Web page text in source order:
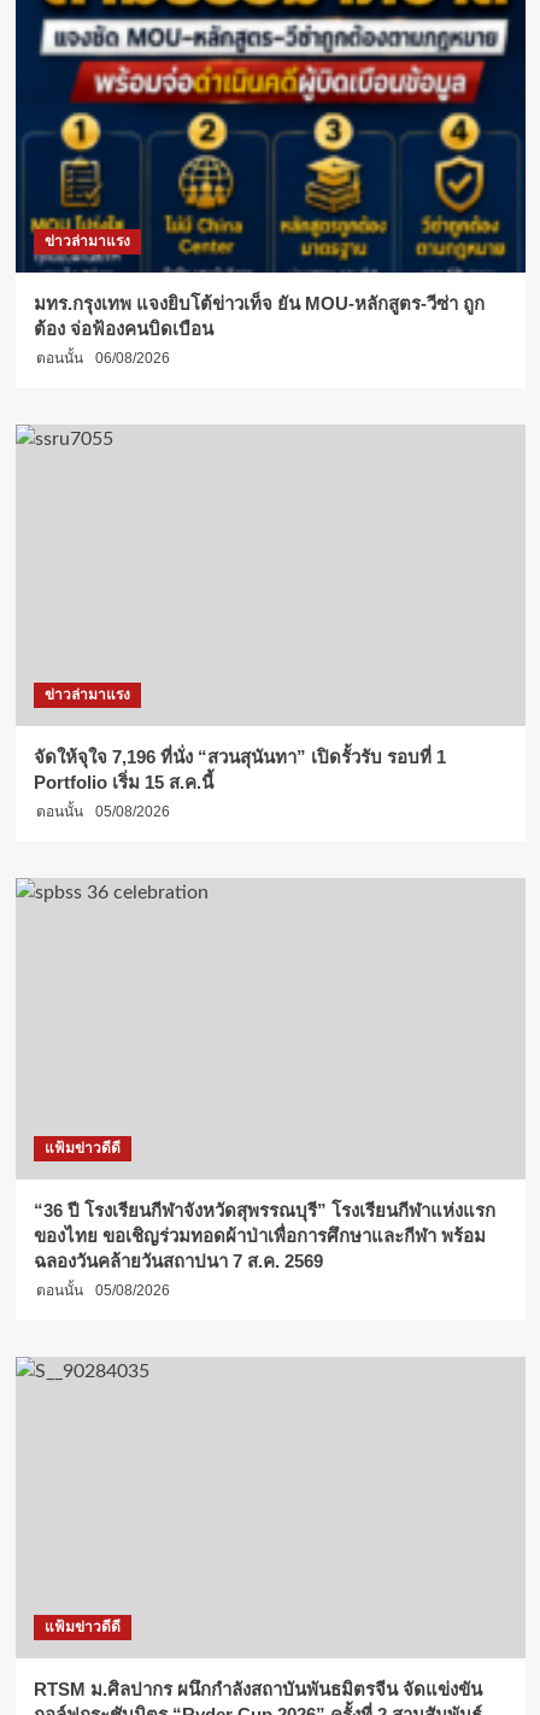
ที่
สหรัฐ
อาหรับ
เอ
เรตส์
ข่าวล่ามาแรง
มทร.กรุงเทพ แจงยิบโต้ข่าวเท็จ ยัน MOU-หลักสูตร-วีซ่า ถูก
ต้อง จ่อฟ้องคนบิดเบือน
ตอนนั้น 06/08/2026
ข่าวล่ามาแรง
จัดให้จุใจ 7,196 ที่นั่ง “สวนสุนันทา” เปิดรั้วรับ รอบที่ 1
Portfolio เริ่ม 15 ส.ค.นี้
ตอนนั้น 05/08/2026
แฟ้มข่าวดีดี
“36 ปี โรงเรียนกีฬาจังหวัดสุพรรณบุรี” โรงเรียนกีฬาแห่งแรก
ของไทย ขอเชิญร่วมทอดผ้าป่าเพื่อการศึกษาและกีฬา พร้อม
ฉลองวันคล้ายวันสถาปนา 7 ส.ค. 2569
ตอนนั้น 05/08/2026
แฟ้มข่าวดีดี
RTSM ม.ศิลปากร ผนึกกำลังสถาบันพันธมิตรจีน จัดแข่งขัน